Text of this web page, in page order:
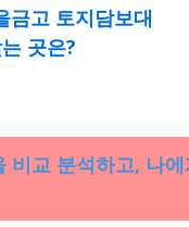
금고 토지담보대
곳은?
교 분석하고, 나